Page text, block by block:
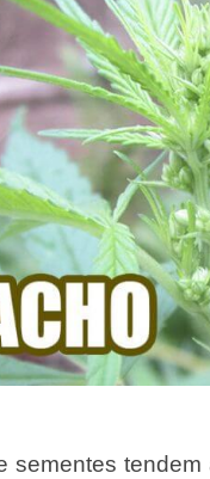
sementes tendem